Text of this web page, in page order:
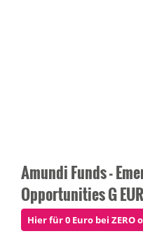
Amundi Funds -
Opportunities G
Hier für 0 Euro bei ZERO